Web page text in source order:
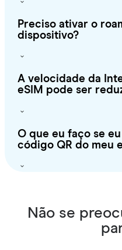
Preciso ativar o
dispositivo?
A velocidade da
eSIM pode ser
O que eu faço se
código QR do meu
Não se